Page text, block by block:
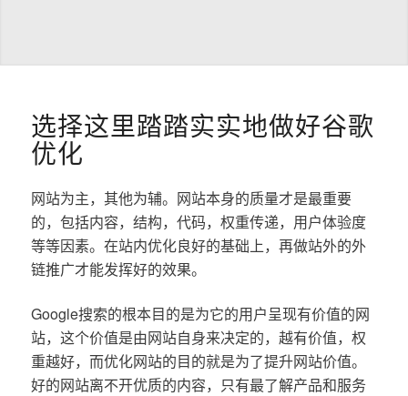
选择这里踏踏实实地做好谷歌
优化
网站为主，其他为辅。网站本身的质量才是最重要
的，包括内容，结构，代码，权重传递，用户体验度
等等因素。在站内优化良好的基础上，再做站外的外
链推广才能发挥好的效果。
Google搜索的根本目的是为它的用户呈现有价值的网
站，这个价值是由网站自身来决定的，越有价值，权
重越好，而优化网站的目的就是为了提升网站价值。
好的网站离不开优质的内容，只有最了解产品和服务